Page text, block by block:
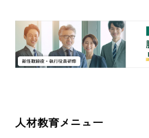
人材教育メニュー